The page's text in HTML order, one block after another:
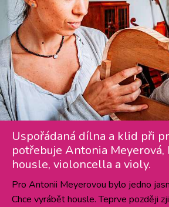
Uspořádaná dílna a klid při
potřebuje Antonia Meyerová,
housle, violoncella a violy.
Pro Antonii Meyerovou bylo jedno
Chce vyrábět housle. Teprve později